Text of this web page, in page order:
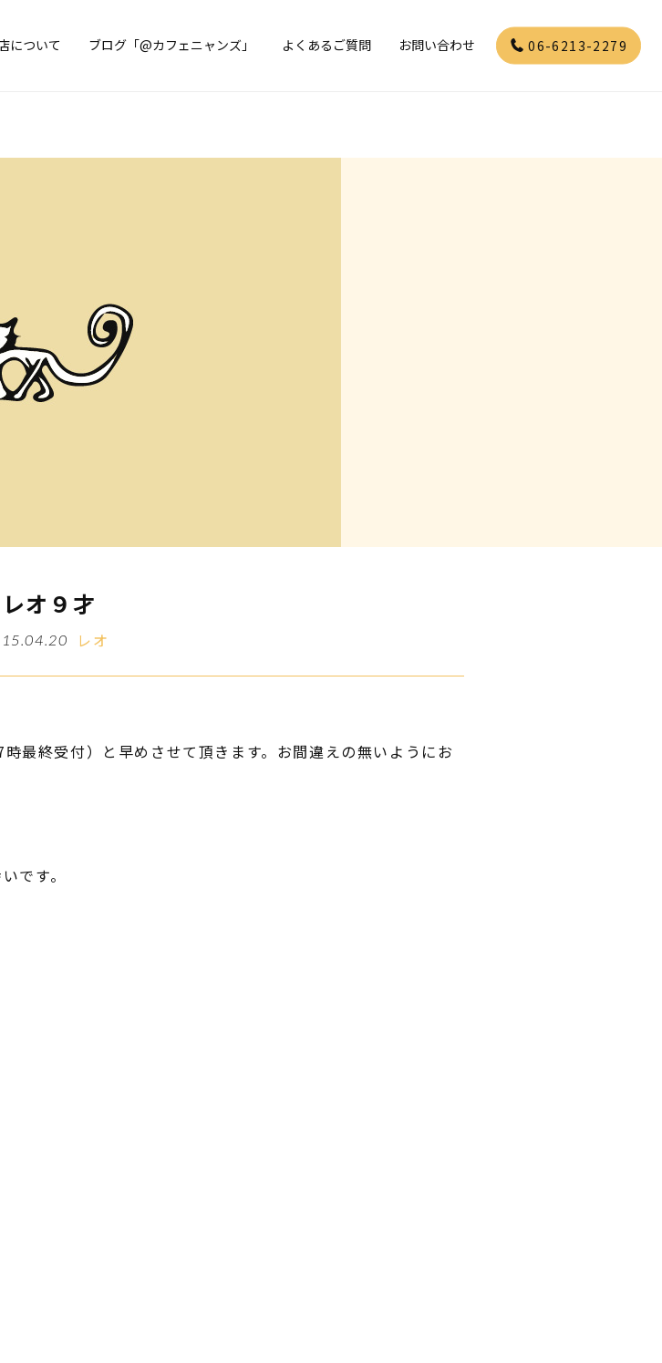
について ブログ「@カフェニャンズ」 よくあるご質問 お問い合わせ 06-6213-2279
レオ９才
レオ
最終受付）と早めさせて頂きます。お間違えの無いようにお
です。